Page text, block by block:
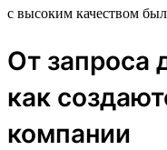
с высоким качеством
От запроса
как
компании